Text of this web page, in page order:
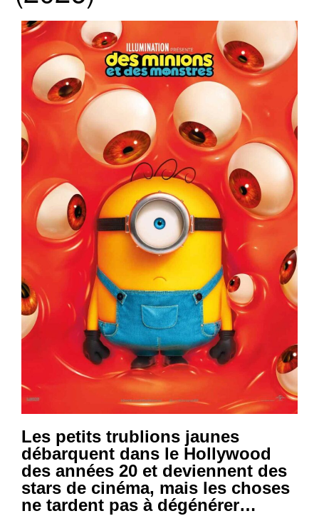
Les petits trublions jaunes
débarquent dans le Hollywood
des années 20 et deviennent des
stars de cinéma, mais les choses
ne tardent pas à dégénérer…